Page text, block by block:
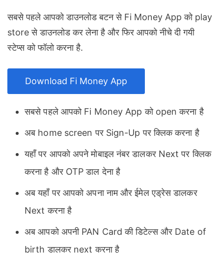
सबसे पहले आपको डाउनलोड बटन से Fi Money App को play
store से डाउनलोड कर लेना है और फिर आपको नीचे दी गयी
स्टेप्स को फॉलो करना है.
Download Fi Money App
सबसे पहले आपको Fi Money App को open करना है
अब home screen पर Sign-Up पर क्लिक करना है
यहाँ पर आपको अपने मोबाइल नंबर डालकर Next पर क्लिक
करना है और OTP डाल देना है
अब यहाँ पर आपको अपना नाम और ईमेल एड्रेस डालकर
Next करना है
अब आपको अपनी PAN Card की डिटेल्स और Date of
birth डालकर next करना है